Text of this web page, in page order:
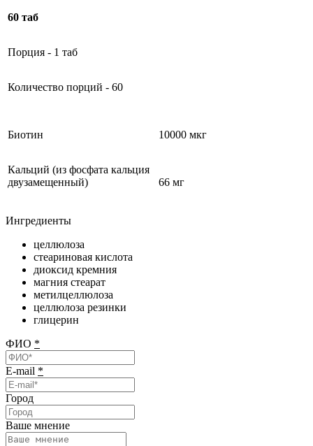
60 таб
Порция - 1 таб
Количество порций - 60
Биотин 10000 мкг
Кальций (из фосфата кальция
двузамещенный)
66 мг
Ингредиенты
целлюлоза
стеариновая кислота
диоксид кремния
магния стеарат
метилцеллюлоза
целлюлоза резинки
глицерин
ФИО *
E-mail *
Город
Ваше мнение